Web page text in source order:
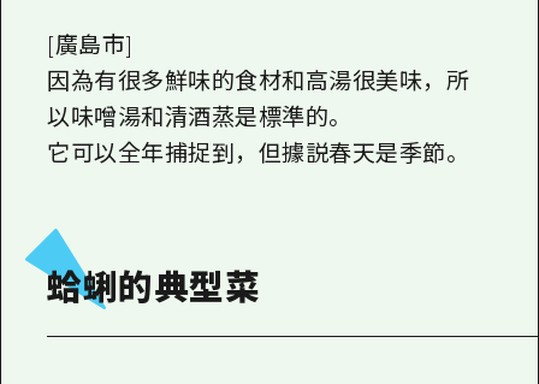
[廣島市]
因為有很多鮮味的食材和高湯很美味，所
以味噌湯和清酒蒸是標準的。
它可以全年捕捉到，但據説春天是季節。
蛤蜊的典型菜